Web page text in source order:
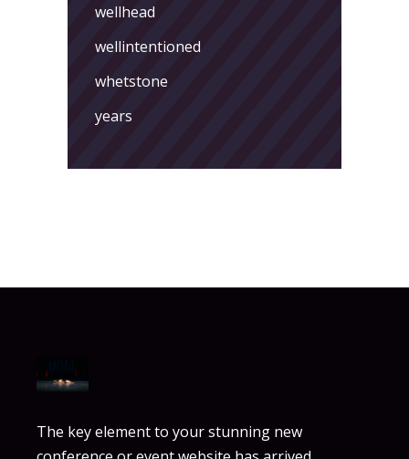
wellhead
wellintentioned
whetstone
years
The key element to your stunning new